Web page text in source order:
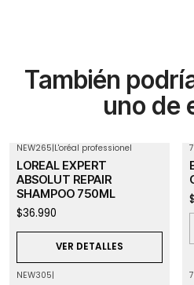
También
uno de
NEW265|L'oréal professionel
LOREAL EXPERT
ABSOLUT REPAIR
SHAMPOO 750ML
$36.990
VER DETALLES
NEW305|